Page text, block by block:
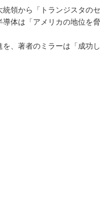
領から「トランジスタの
体は「アメリカの地位を
、著者のミラーは「成功